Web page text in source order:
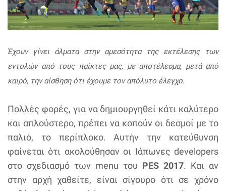
Έχουν γίνει άλματα στην αμεσότητα της εκτέλεσης των
εντολών από τους παίκτες μας, με αποτέλεσμα, μετά από
καιρό, την αίσθηση ότι έχουμε τον απόλυτο έλεγχο.
Πολλές φορές, για να δημιουργηθεί κάτι καλύτερο
και απλούστερο, πρέπει να κοπούν οι δεσμοί με το
παλιό, το περίπλοκο. Αυτήν την κατεύθυνση
φαίνεται ότι ακολούθησαν οι Ιάπωνες developers
στο σχεδιασμό των menu του PES 2017. Και αν
στην αρχή χαθείτε, είναι σίγουρο ότι σε χρόνο